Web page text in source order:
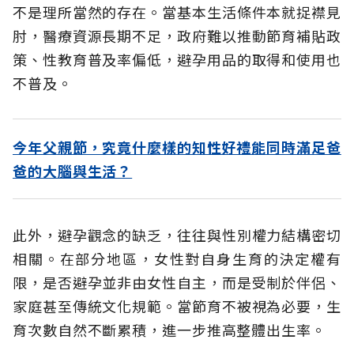
不是理所當然的存在。當基本生活條件本就捉襟見
肘，醫療資源長期不足，政府難以推動節育補貼政
策、性教育普及率偏低，避孕用品的取得和使用也
不普及。
今年父親節，究竟什麼樣的知性好禮能同時滿足爸
爸的大腦與生活？
此外，避孕觀念的缺乏，往往與性別權力結構密切
相關。在部分地區，女性對自身生育的決定權有
限，是否避孕並非由女性自主，而是受制於伴侶、
家庭甚至傳統文化規範。當節育不被視為必要，生
育次數自然不斷累積，進一步推高整體出生率。